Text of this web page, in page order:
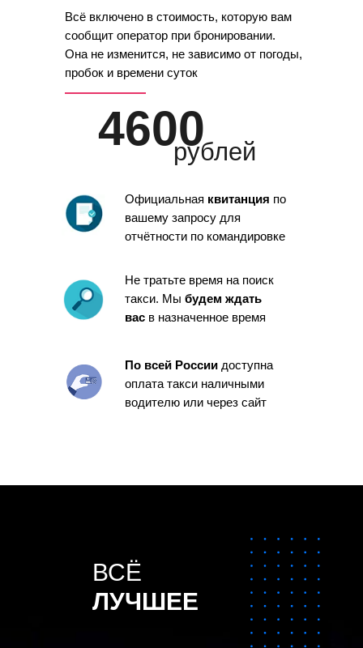
Всё включено в стоимость, которую вам
сообщит оператор при бронировании.
Она не изменится, не зависимо от погоды,
пробок и времени суток
Не тратьте время на поиск
такси. Мы будем ждать
вас в назначенное время
4600рублей
Официальная квитанция по
вашему запросу для
отчётности по командировке
По всей России доступна
оплата такси наличными
водителю или через сайт
ВСЁ
ЛУЧШЕЕ